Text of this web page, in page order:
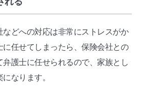
どへの対応は非常にストレスがか
任せてしまったら、保険会社との
護士に任せられるので、家族とし
なります。